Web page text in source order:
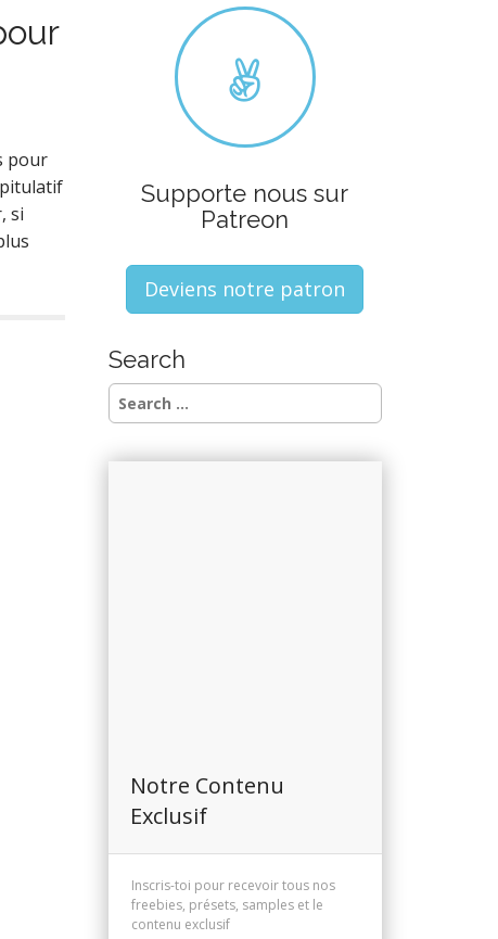
pour
si
Supporte nous sur
Patreon
Deviens notre patron
Search
S
e
Notre Contenu
Exclusif
Inscris-toi pour recevoir tous nos
freebies, présets, samples et le
contenu exclusif